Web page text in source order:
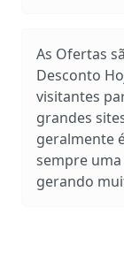
As Ofertas
Desconto
visitantes
grandes
geralmente
sempre
gerando